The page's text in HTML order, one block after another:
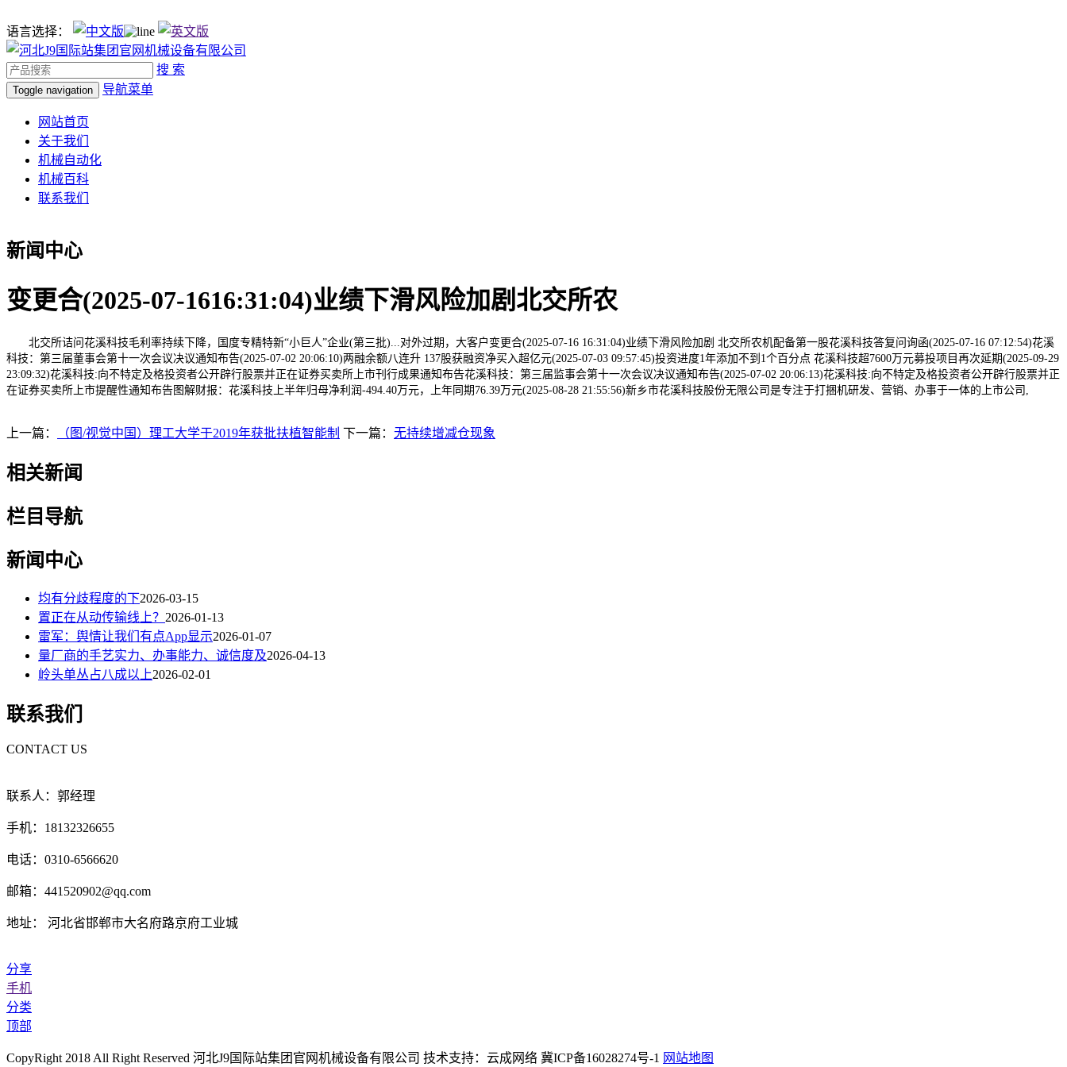
语言选择：
搜 索
Toggle navigation 导航菜单
网站首页
关于我们
机械自动化
机械百科
联系我们
新闻中心
变更合(2025-07-1616:31:04)业绩下滑风险加剧北交所农
北交所诘问花溪科技毛利率持续下降，国度专精特新“小巨人”企业(第三批)...对外过期，大客户变更合(2025-07-16 16:31:04)业绩下滑风险加剧 北交所农机配备第一股花溪科技答复问询函(2025-07-16 07:12:54)花溪
科技：第三届董事会第十一次会议决议通知布告(2025-07-02 20:06:10)两融余额八连升 137股获融资净买入超亿元(2025-07-03 09:57:45)投资进度1年添加不到1个百分点 花溪科技超7600万元募投项目再次延期(2025-09-29
23:09:32)花溪科技:向不特定及格投资者公开辟行股票并正在证券买卖所上市刊行成果通知布告花溪科技：第三届监事会第十一次会议决议通知布告(2025-07-02 20:06:13)花溪科技:向不特定及格投资者公开辟行股票并正
在证券买卖所上市提醒性通知布告图解财报：花溪科技上半年归母净利润-494.40万元，上年同期76.39万元(2025-08-28 21:55:56)新乡市花溪科技股份无限公司是专注于打捆机研发、营销、办事于一体的上市公司,
上一篇： （图/视觉中国）理工大学于2019年获批扶植智能制 下一篇： 无持续增减仓现象
相关新闻
栏目导航
新闻中心
均有分歧程度的下2026-03-15
置正在从动传输线上？ 2026-01-13
雷军：舆情让我们有点App显示2026-01-07
量厂商的手艺实力、办事能力、诚信度及2026-04-13
岭头单丛占八成以上2026-02-01
联系我们
CONTACT US
联系人：郭经理
手机：18132326655
电话：0310-6566620
邮箱：441520902@qq.com
地址： 河北省邯郸市大名府路京府工业城
分享
手机
分类
顶部
CopyRight 2018 All Right Reserved 河北J9国际站集团官网机械设备有限公司 技术支持：云成网络 冀ICP备16028274号-1 网站地图